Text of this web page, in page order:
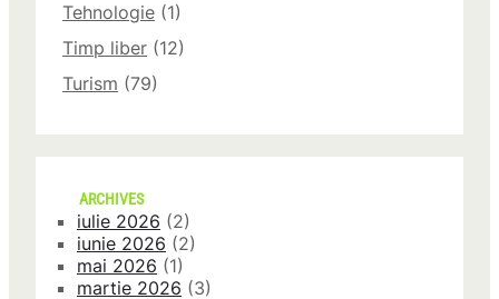
Tehnologie (1)
Timp liber (12)
Turism (79)
ARCHIVES
iulie 2026 (2)
iunie 2026 (2)
mai 2026 (1)
martie 2026 (3)